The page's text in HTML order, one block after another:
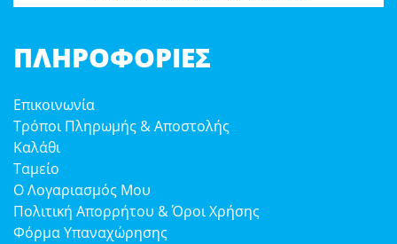
ΠΛΗΡΟΦΟΡΊΕΣ
Επικοινωνία
Τρόποι Πληρωμής & Αποστολής
Καλάθι
Ταμείο
Ο Λογαριασμός Μου
Πολιτική Απορρήτου & Όροι Χρήσης
Φόρμα Υπαναχώρησης